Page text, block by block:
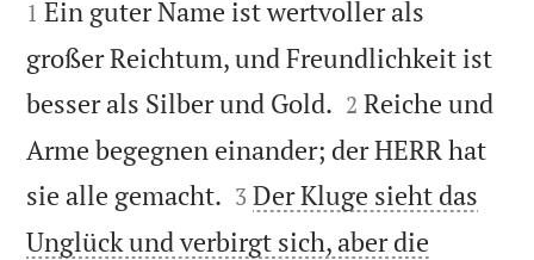

1 Ein guter Name ist wertvoller als
großer Reichtum, und Freundlichkeit ist
besser als Silber und Gold. 

2 Reiche und
Arme begegnen einander; der HERR hat
sie alle gemacht. 

3 Der Kluge sieht das
Unglück und verbirgt sich, aber die